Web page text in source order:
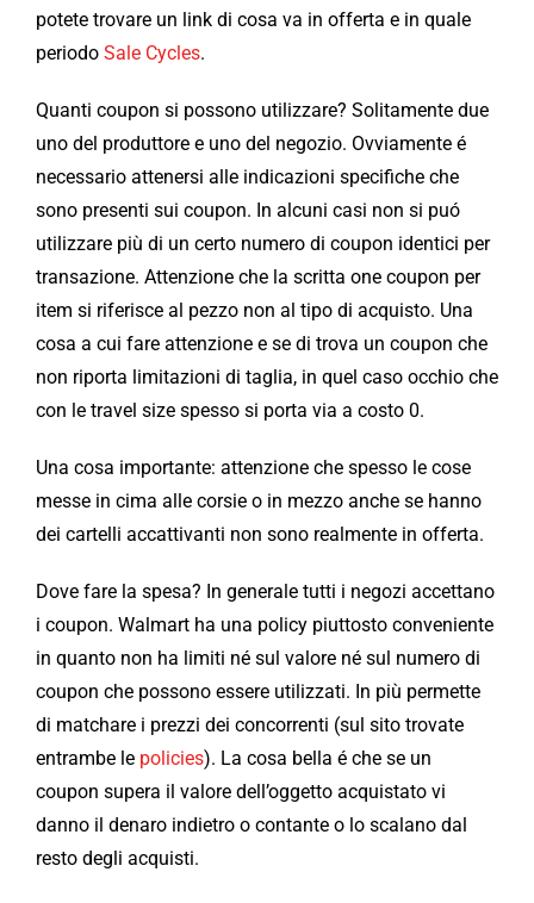
potete trovare un link di cosa va in offerta e in quale
periodo Sale Cycles.
Quanti coupon si possono utilizzare? Solitamente due
uno del produttore e uno del negozio. Ovviamente é
necessario attenersi alle indicazioni specifiche che
sono presenti sui coupon. In alcuni casi non si puó
utilizzare più di un certo numero di coupon identici per
transazione. Attenzione che la scritta one coupon per
item si riferisce al pezzo non al tipo di acquisto. Una
cosa a cui fare attenzione e se di trova un coupon che
non riporta limitazioni di taglia, in quel caso occhio che
con le travel size spesso si porta via a costo 0.
Una cosa importante: attenzione che spesso le cose
messe in cima alle corsie o in mezzo anche se hanno
dei cartelli accattivanti non sono realmente in offerta.
Dove fare la spesa? In generale tutti i negozi accettano
i coupon. Walmart ha una policy piuttosto conveniente
in quanto non ha limiti né sul valore né sul numero di
coupon che possono essere utilizzati. In più permette
di matchare i prezzi dei concorrenti (sul sito trovate
entrambe le policies). La cosa bella é che se un
coupon supera il valore dell’oggetto acquistato vi
danno il denaro indietro o contante o lo scalano dal
resto degli acquisti.